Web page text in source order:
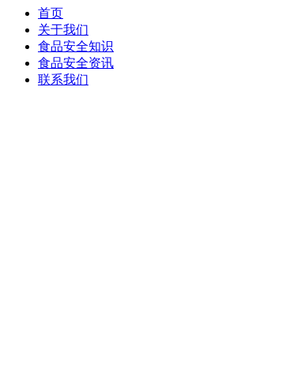
首页
关于我们
食品安全知识
食品安全资讯
联系我们